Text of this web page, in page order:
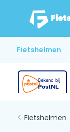
Fietshelmen
Fietshelmen